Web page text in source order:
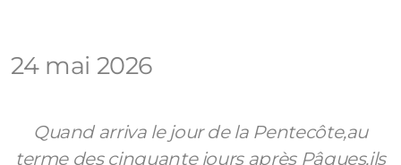
24 mai 2026
Quand arriva le jour de la Pentecôte,au
terme des cinquante jours après Pâques,ils